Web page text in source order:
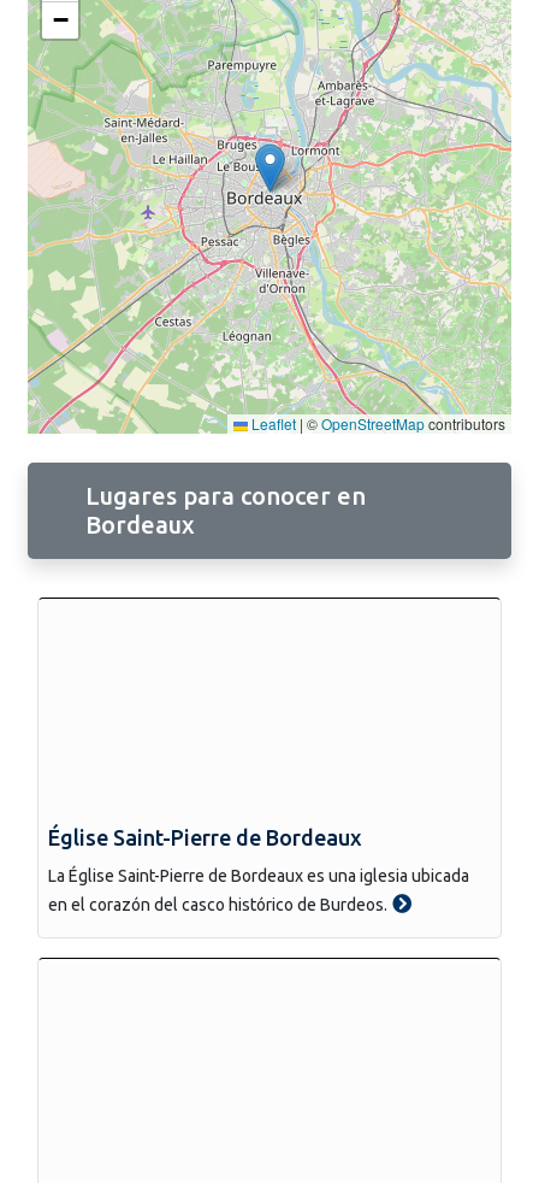
−
Leaflet | ©OpenStreetMapcontributors
Lugares para conocer en
Bordeaux
Église Saint-Pierre de Bordeaux
La Église Saint-Pierre de Bordeaux es una iglesia ubicada
en el corazón del casco histórico de Burdeos.